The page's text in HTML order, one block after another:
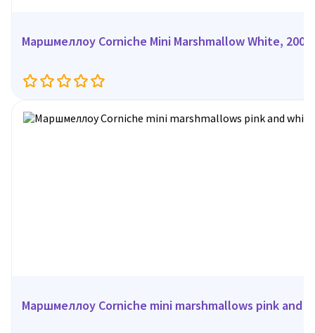
Маршмеллоу Corniche Mini Marshmallow White, 200 г
Маршмеллоу Corniche mini marshmallows pink and